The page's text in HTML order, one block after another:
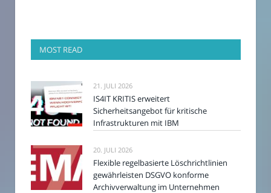
MOST READ
21. JULI 2026
IS4IT KRITIS erweitert
Sicherheitsangebot für kritische
Infrastrukturen mit IBM
20. JULI 2026
Flexible regelbasierte Löschrichtlinien
gewährleisten DSGVO konforme
Archivverwaltung im Unternehmen